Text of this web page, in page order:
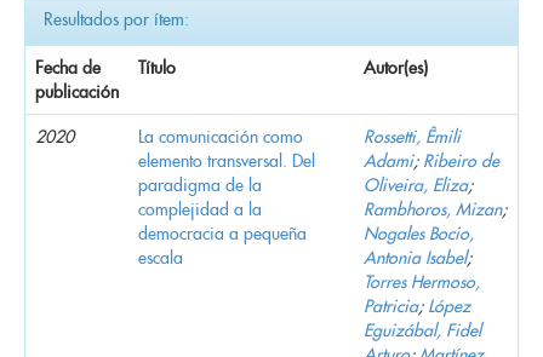
Resultados por ítem:
Fecha de
publicación
Título Autor(es)
2020
La comunicación como
elemento transversal. Del
paradigma de la
complejidad a la
democracia a pequeña
escala
Rossetti, Êmili
Adami; Ribeiro de
Oliveira, Eliza;
Rambhoros, Mizan;
Nogales Bocio,
Antonia Isabel;
Torres Hermoso,
Patricia; López
Eguizábal, Fidel